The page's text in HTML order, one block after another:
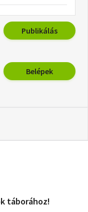
Publikálás
Belépek
táborához!